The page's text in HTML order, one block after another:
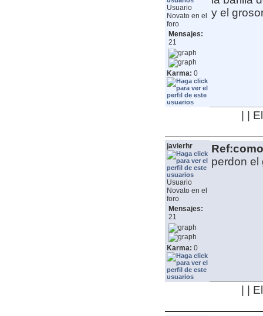
Usuario
Novato en el
foro
Mensajes:
21
Karma: 0
y el
| |
javierhr
Usuario
Novato en el
foro
Mensajes:
21
Karma: 0
perdon el
| |